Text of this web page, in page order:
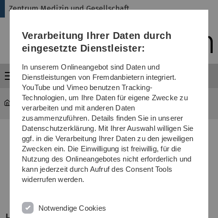
Direkt
Direkt
Direkt
(Sprache,
Drucken,
Media)
Direkt
Direkt
Zentrum Medizin und Gesellschaft
Menü
med-zemege
Verarbeitung Ihrer Daten durch
eingesetzte Dienstleister:
In unserem Onlineangebot sind Daten und
Dienstleistungen von Fremdanbietern integriert.
YouTube und Vimeo benutzen Tracking-
Technologien, um Ihre Daten für eigene Zwecke zu
verarbeiten und mit anderen Daten
zusammenzuführen. Details finden Sie in unserer
Datenschutzerklärung. Mit Ihrer Auswahl willigen Sie
ggf. in die Verarbeitung Ihrer Daten zu den jeweiligen
Zwecken ein. Die Einwilligung ist freiwillig, für die
Nutzung des Onlineangebotes nicht erforderlich und
kann jederzeit durch Aufruf des Consent Tools
widerrufen werden.
Notwendige Cookies